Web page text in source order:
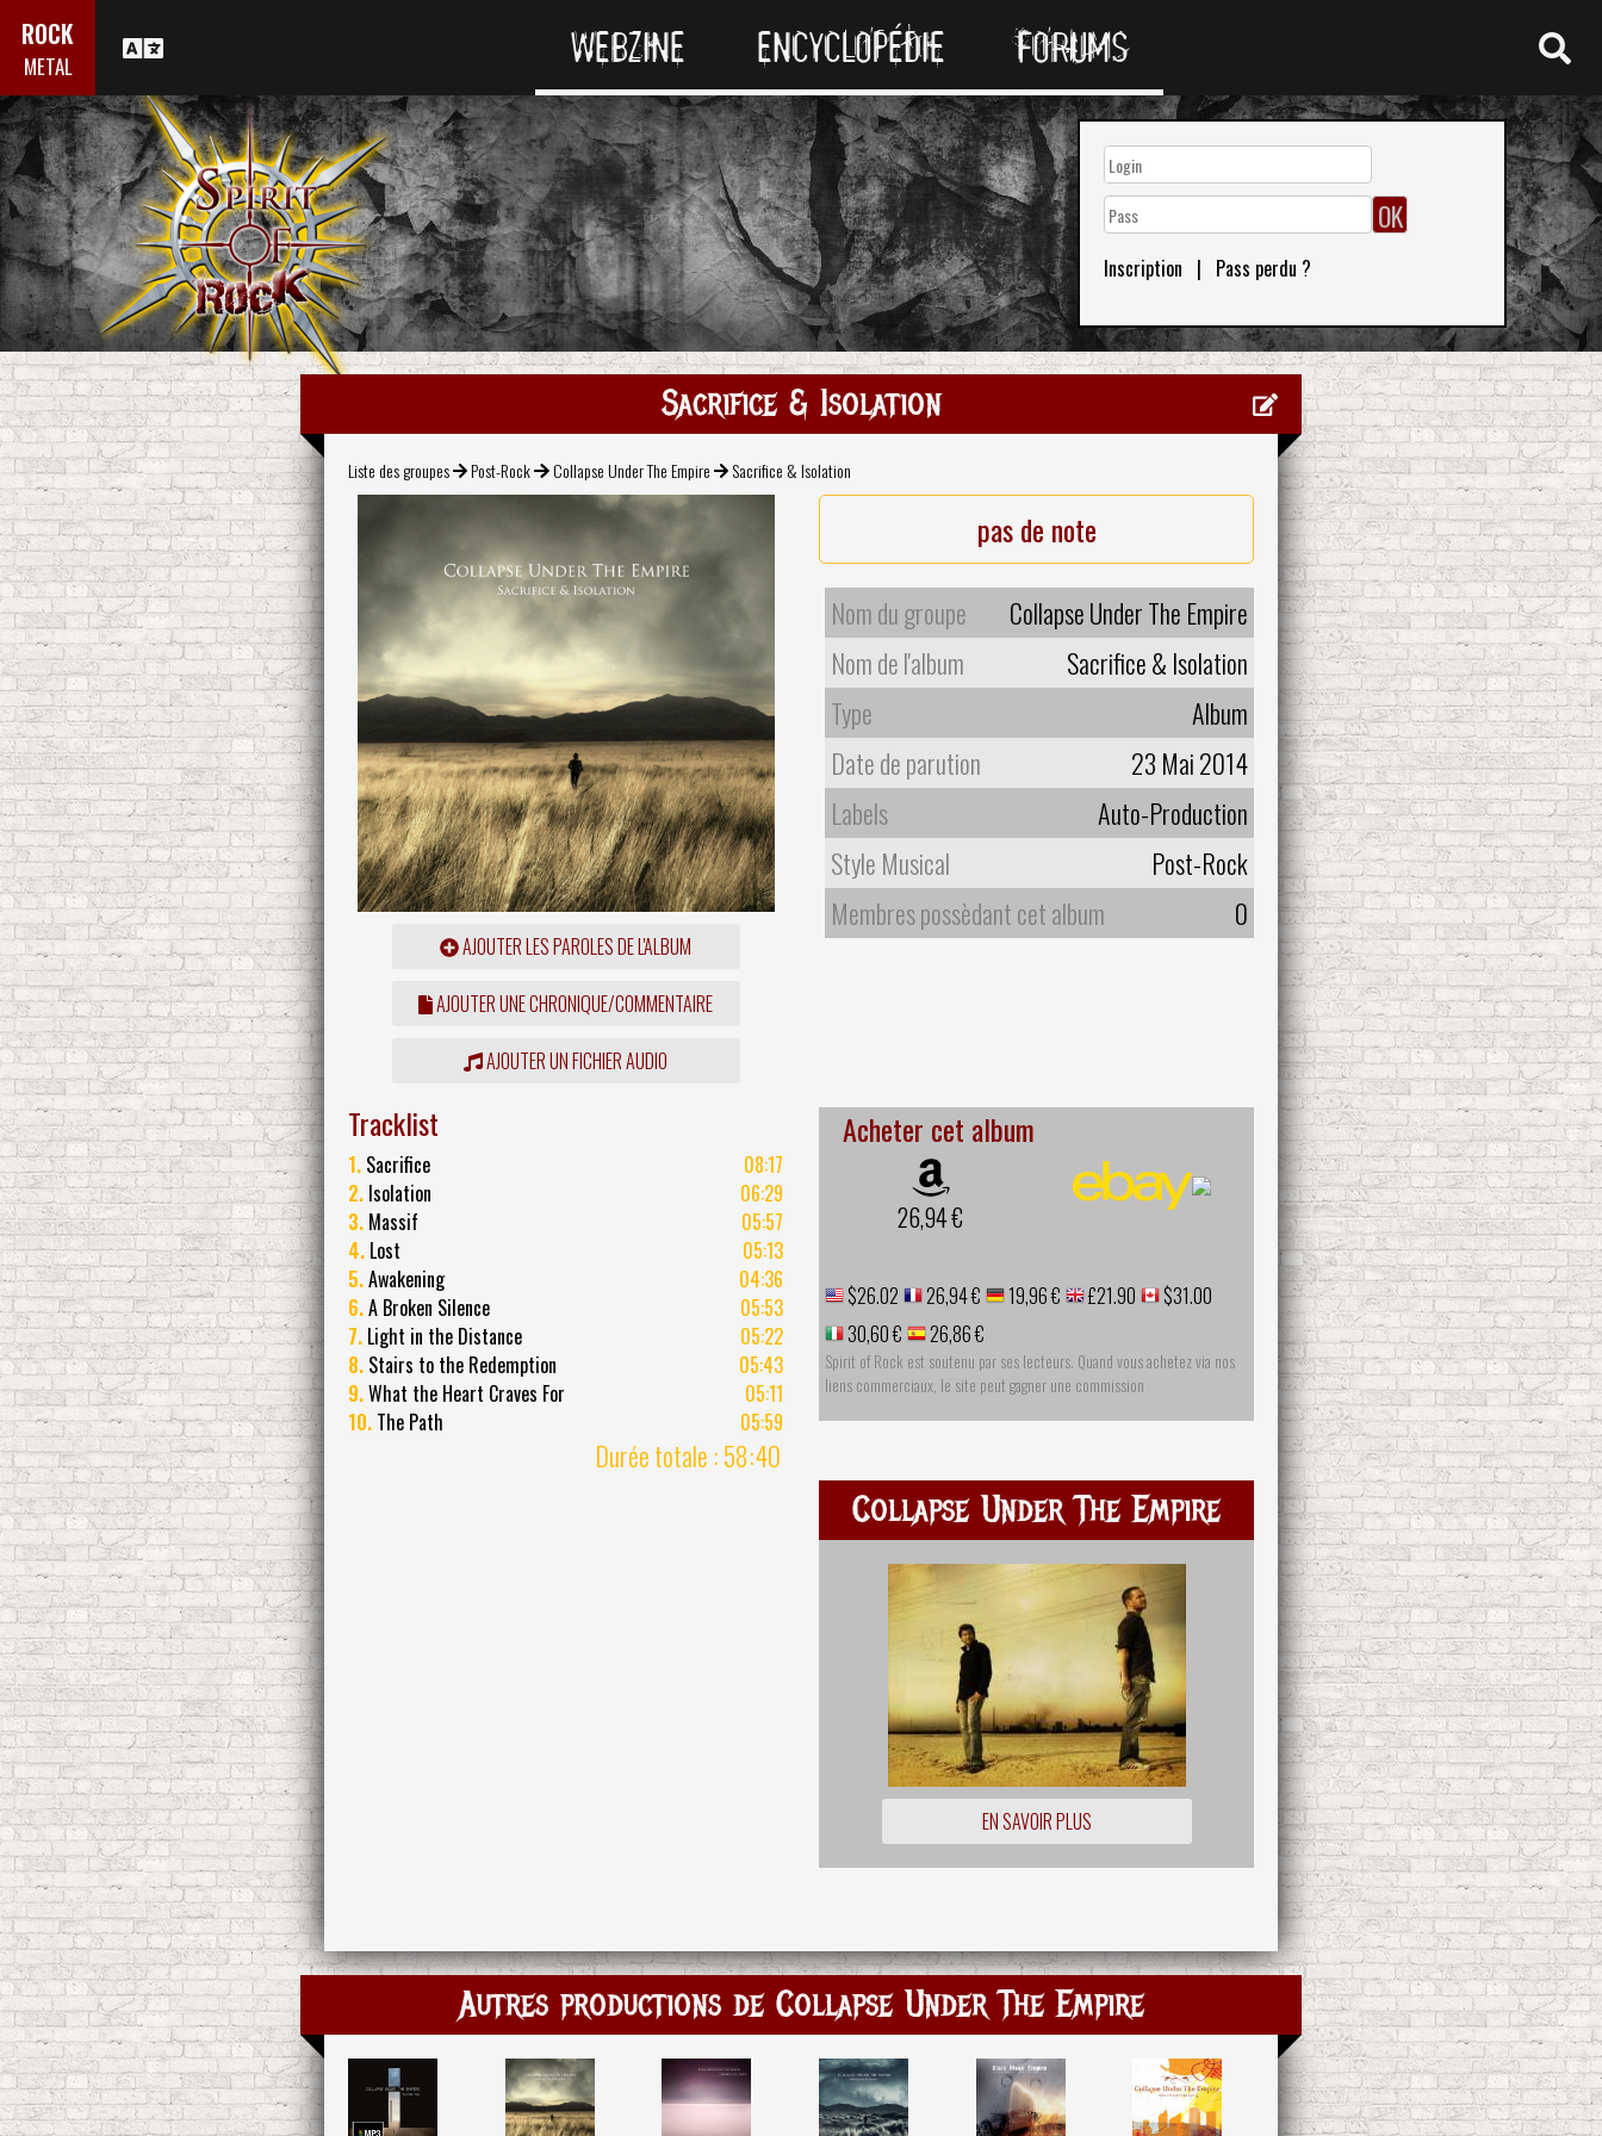
ROCK
METAL WEBZINE ENCYCLOPÉDIE FORUMS
Inscription | Pass perdu ?
Sacrifice & Isolation
Liste des groupes Post-Rock Collapse Under The Empire Sacrifice & Isolation
AJOUTER LES PAROLES DE L'ALBUM
AJOUTER UNE CHRONIQUE/COMMENTAIRE
AJOUTER UN FICHIER AUDIO
pas de note
Nom du groupe
Collapse Under The Empire
Nom de l'album
Sacrifice & Isolation
Type
Album
Date de parution
23 Mai 2014
Labels
Auto-Production
Style Musical
Post-Rock
Membres possèdant cet album
0
Tracklist
1. Sacrifice
08:17
2. Isolation
06:29
3. Massif
05:57
4. Lost
05:13
5.Awakening
04:36
6.A Broken Silence
05:53
7. Light in the Distance
05:22
8. Stairs to the Redemption
05:43
9.What the Heart Craves For
05:11
10. The Path 05:59
Durée totale : 58:40
Acheter cet album
26,94 €
$26.02 26,94 € 19,96 € £21.90
$31.00
30,60 €
26,86 €
Spirit of Rock est soutenu par ses lecteurs. Quand vous achetez via nos
liens commerciaux, le site peut gagner une commission
Collapse Under The Empire
EN SAVOIR PLUS
Autres productions de Collapse Under The Empire